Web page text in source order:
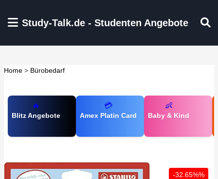
Study-Talk.de - Studenten Angebote
Home > Bürobedarf
🔥
Blitz Angebote
💳
Amex Platin Card
👶
Baby & Kind
-32.65%%